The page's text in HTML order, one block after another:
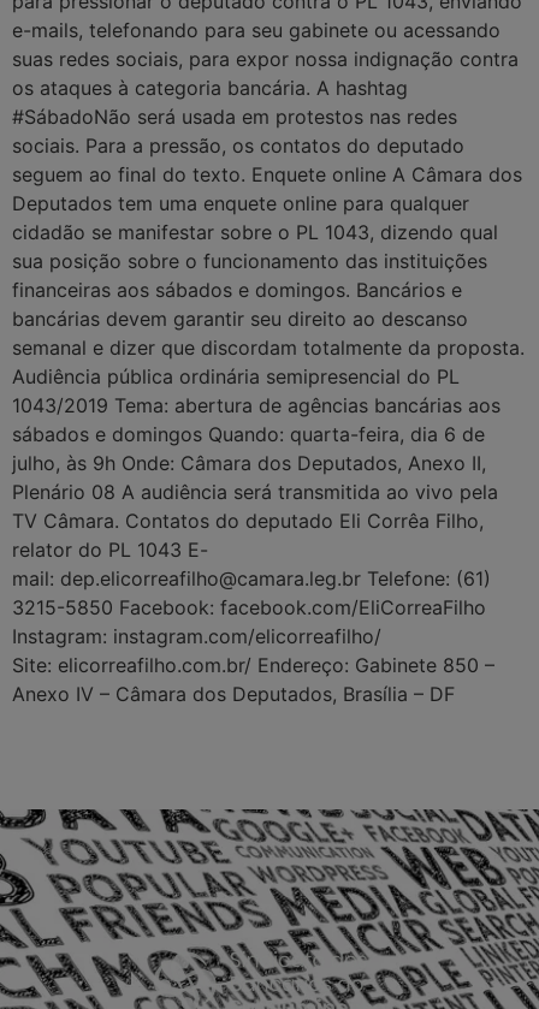
e-mails, telefonando para seu gabinete ou acessando
suas redes sociais, para expor nossa indignação contra
os ataques à categoria bancária. A hashtag
#SábadoNão será usada em protestos nas redes
sociais. Para a pressão, os contatos do deputado
seguem ao final do texto. Enquete online A Câmara dos
Deputados tem uma enquete online para qualquer
cidadão se manifestar sobre o PL 1043, dizendo qual
sua posição sobre o funcionamento das instituições
financeiras aos sábados e domingos. Bancários e
bancárias devem garantir seu direito ao descanso
semanal e dizer que discordam totalmente da proposta.
Audiência pública ordinária semipresencial do PL
1043/2019 Tema: abertura de agências bancárias aos
sábados e domingos Quando: quarta-feira, dia 6 de
julho, às 9h Onde: Câmara dos Deputados, Anexo II,
Plenário 08 A audiência será transmitida ao vivo pela
TV Câmara. Contatos do deputado Eli Corrêa Filho,
relator do PL 1043 E-
mail: dep.elicorreafilho@camara.leg.br Telefone: (61)
3215-5850 Facebook: facebook.com/EliCorreaFilho
Instagram: instagram.com/elicorreafilho/
Site: elicorreafilho.com.br/ Endereço: Gabinete 850 –
Anexo IV – Câmara dos Deputados, Brasília – DF